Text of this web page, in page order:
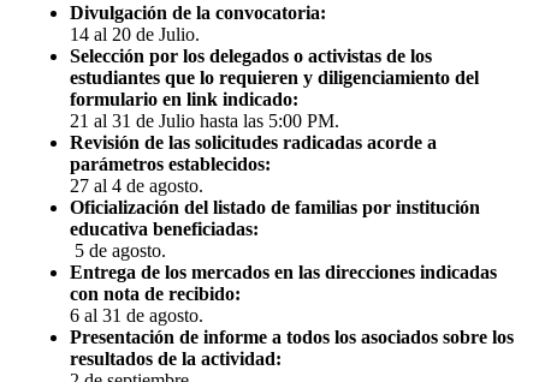
Divulgación de la convocatoria:
14 al 20 de Julio.
Selección por los delegados o activistas de los
estudiantes que lo requieren y diligenciamiento del
formulario en link indicado:
21 al 31 de Julio hasta las 5:00 PM.
Revisión de las solicitudes radicadas acorde a
parámetros establecidos:
27 al 4 de agosto.
Oficialización del listado de familias por institución
educativa beneficiadas:
5 de agosto.
Entrega de los mercados en las direcciones indicadas
con nota de recibido:
6 al 31 de agosto.
Presentación de informe a todos los asociados sobre los
resultados de la actividad: